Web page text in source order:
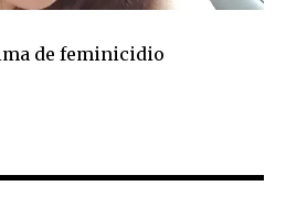
de feminicidio